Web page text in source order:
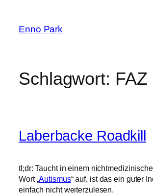
springen
Enno Park
Schlagwort: FAZ
Laberbacke Roadkill
tl;dr: Taucht in einem
Wort „Autismus“ auf, ist das ein guter
einfach nicht weiterzulesen.